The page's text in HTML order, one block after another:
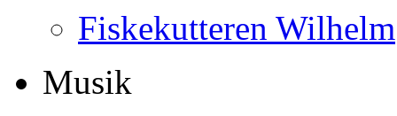
Fiskekutteren Wilhelm
Musik